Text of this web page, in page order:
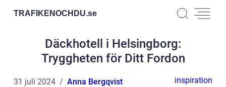
TRAFIKENOCHDU.se
Däckhotell i Helsingborg:
Tryggheten för Ditt Fordon
31 juli 2024 Anna Bergqvist inspiration